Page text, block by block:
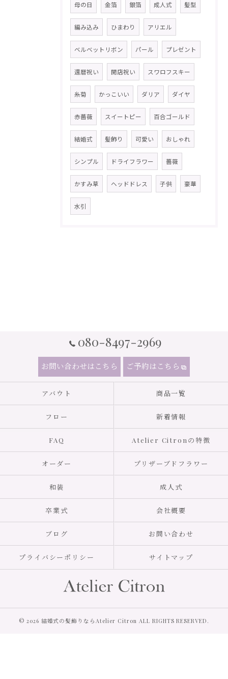
母の日 金箔 銀箔 成人式 髪型
編み込み ひまわり アリエル
ベルベットリボン パール プレゼント
還暦祝い 開店祝い スワロフスキー
糸菊 かっこいい ダリア ダイヤ
赤薔薇 スイートピー 百合ゴールド
結婚式 髪飾り 可愛い おしゃれ
シンプル ドライフラワー 薔薇
かすみ草 ヘッドドレス 子供 豪華
水引
080-8497-2969
お問い合わせはこちら ご予約はこちら
アバウト 商品一覧
フロー 新着情報
FAQ Atelier Citronの特徴
オーダー プリザーブドフラワー
和装 成人式
卒業式 会社概要
ブログ お問い合わせ
プライバシーポリシー サイトマップ
© 2026 結婚式の髪飾りならAtelier Citron ALL RIGHTS RESERVED.